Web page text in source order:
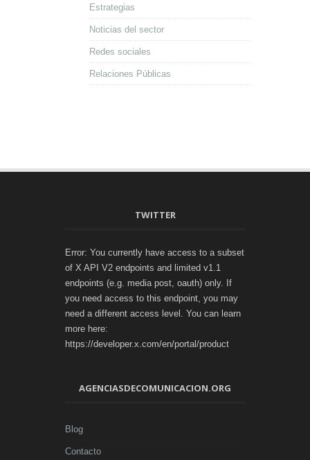
Estrategias
Noticias del sector
Redes sociales
Relaciones Públicas
TWITTER
Error: You currently have access to a subset
of X API V2 endpoints and limited v1.1
endpoints (e.g. media post, oauth) only. If
you need access to this endpoint, you may
need a different access level. You can learn
more here:
https://developer.x.com/en/portal/product
AGENCIASDECOMUNICACION.ORG
Blog
Contacto